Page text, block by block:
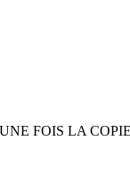
FOIS LA